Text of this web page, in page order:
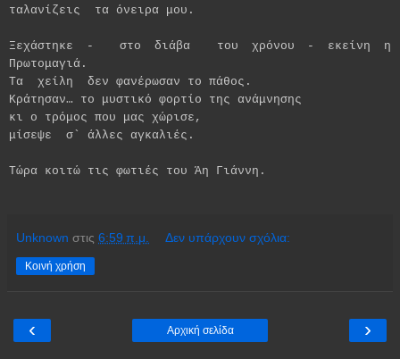
ταλανίζεις
τα όνειρα μου.
Ξεχάστηκε - στο διάβα
του χρόνου - εκείνη η
Πρωτομαγιά.
Τα
χείλη
δεν φανέρωσαν το πάθος.
Κράτησαν… το μυστικό φορτίο της ανάμνησης
κι ο τρόμος που μας χώρισε,
μίσεψε
σ` άλλες αγκαλιές.
Τώρα κοιτώ τις φωτιές του Άη Γιάννη.
Unknown στις 6:59 π.μ. Δεν υπάρχουν σχόλια:
Κοινή χρήση
‹ ›
Αρχική σελίδα